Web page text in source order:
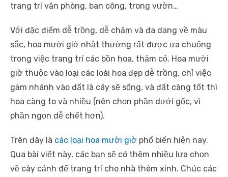
trang trí văn phòng, ban công, trong vườn…
Với đặc điểm dễ trồng, dễ chăm và đa dạng về màu
sắc, hoa mười giờ nhật thường rất được ưa chuộng
trong việc trang trí các bồn hoa, thảm cỏ. Hoa mười
giờ thuộc vào loại các loài hoa đẹp dễ trồng, chỉ việc
găm nhánh vào đất là cây sẽ sống, và đất càng tốt thì
hoa càng to và nhiều (nên chọn phần dưới gốc, vì
phần ngọn dễ chết hơn).
Trên đây là các loại hoa mười giờ phổ biến hiện nay.
Qua bài viết này, các bạn sẽ có thêm nhiều lựa chọn
về cây cảnh để trang trí cho nhà thêm xinh. Chúc các